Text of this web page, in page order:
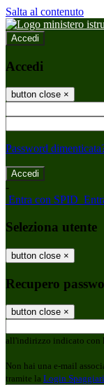
Salta al contenuto
Accedi
Accedi
button close ×
Password
-
Entra con SPID
Seleziona utente
button close ×
Recupero
button close ×
all'indirizzo indicato con
Non hai una e-mail
tramite la Login Spaggiari